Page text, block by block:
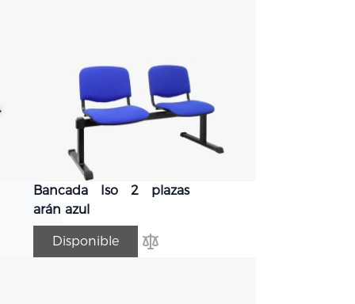
Bancada Iso 2 plazas
arán azul
Disponible
Añadir para comparar